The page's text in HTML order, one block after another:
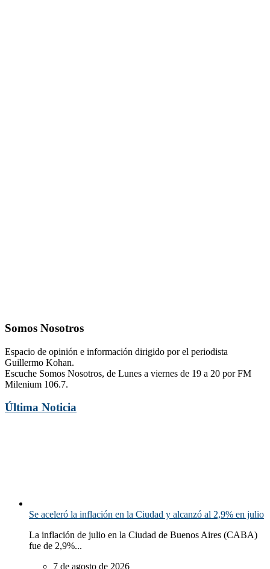
Somos Nosotros
Espacio de opinión e información dirigido por el periodista
Guillermo Kohan.
Escuche Somos Nosotros, de Lunes a viernes de 19 a 20 por FM
Milenium 106.7.
Última Noticia
Se aceleró la inflación en la Ciudad y alcanzó al 2,9% en julio
La inflación de julio en la Ciudad de Buenos Aires (CABA)
fue de 2,9%...
7 de agosto de 2026